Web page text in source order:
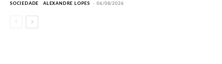
SOCIEDADE ALEXANDRE LOPES - 06/08/2026